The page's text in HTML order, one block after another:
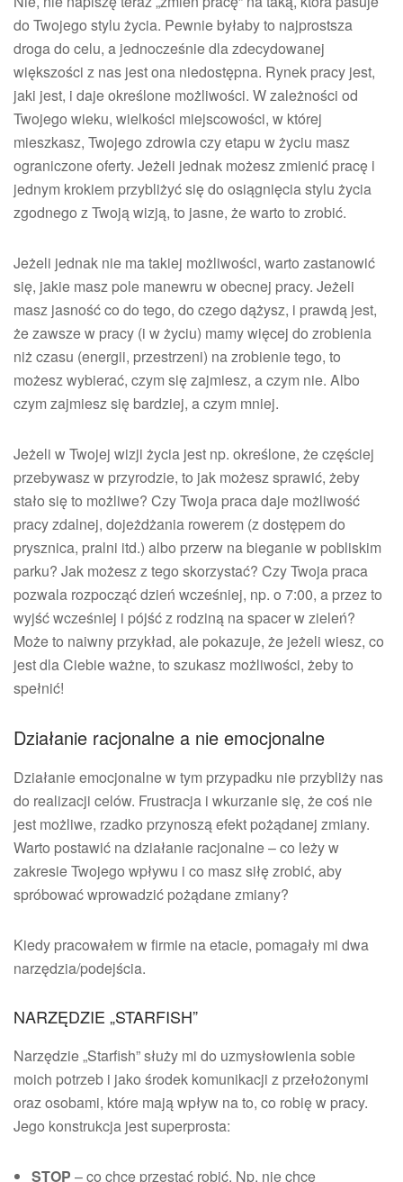
do Twojego stylu życia. Pewnie byłaby to najprostsza
droga do celu, a jednocześnie dla zdecydowanej
większości z nas jest ona niedostępna. Rynek pracy jest,
jaki jest, i daje określone możliwości. W zależności od
Twojego wieku, wielkości miejscowości, w której
mieszkasz, Twojego zdrowia czy etapu w życiu masz
ograniczone oferty. Jeżeli jednak możesz zmienić pracę i
jednym krokiem przybliżyć się do osiągnięcia stylu życia
zgodnego z Twoją wizją, to jasne, że warto to zrobić.
Jeżeli jednak nie ma takiej możliwości, warto zastanowić
się, jakie masz pole manewru w obecnej pracy. Jeżeli
masz jasność co do tego, do czego dążysz, i prawdą jest,
że zawsze w pracy (i w życiu) mamy więcej do zrobienia
niż czasu (energii, przestrzeni) na zrobienie tego, to
możesz wybierać, czym się zajmiesz, a czym nie. Albo
czym zajmiesz się bardziej, a czym mniej.
Jeżeli w Twojej wizji życia jest np. określone, że częściej
przebywasz w przyrodzie, to jak możesz sprawić, żeby
stało się to możliwe? Czy Twoja praca daje możliwość
pracy zdalnej, dojeżdżania rowerem (z dostępem do
prysznica, pralni itd.) albo przerw na bieganie w pobliskim
parku? Jak możesz z tego skorzystać? Czy Twoja praca
pozwala rozpocząć dzień wcześniej, np. o 7:00, a przez to
wyjść wcześniej i pójść z rodziną na spacer w zieleń?
Może to naiwny przykład, ale pokazuje, że jeżeli wiesz, co
jest dla Ciebie ważne, to szukasz możliwości, żeby to
spełnić!
Działanie racjonalne a nie emocjonalne
Działanie emocjonalne w tym przypadku nie przybliży nas
do realizacji celów. Frustracja i wkurzanie się, że coś nie
jest możliwe, rzadko przynoszą efekt pożądanej zmiany.
Warto postawić na działanie racjonalne – co leży w
zakresie Twojego wpływu i co masz siłę zrobić, aby
spróbować wprowadzić pożądane zmiany?
Kiedy pracowałem w firmie na etacie, pomagały mi dwa
narzędzia/podejścia.
NARZĘDZIE „STARFISH”
Narzędzie „Starfish” służy mi do uzmysłowienia sobie
moich potrzeb i jako środek komunikacji z przełożonymi
oraz osobami, które mają wpływ na to, co robię w pracy.
Jego konstrukcja jest superprosta:
STOP – co chcę przestać robić. Np. nie chcę